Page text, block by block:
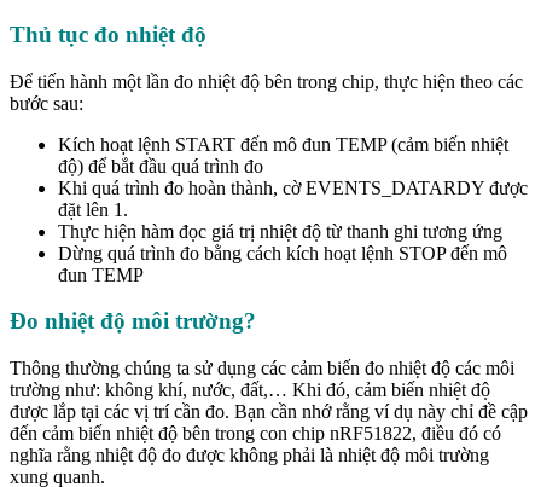
Thủ tục đo nhiệt độ
Để tiến hành một lần đo nhiệt độ bên trong chip, thực hiện theo các
bước sau:
Kích hoạt lệnh START đến mô đun TEMP (cảm biến nhiệt
độ) để bắt đầu quá trình đo
Khi quá trình đo hoàn thành, cờ EVENTS_DATARDY được
đặt lên 1.
Thực hiện hàm đọc giá trị nhiệt độ từ thanh ghi tương ứng
Dừng quá trình đo bằng cách kích hoạt lệnh STOP đến mô
đun TEMP
Đo nhiệt độ môi trường?
Thông thường chúng ta sử dụng các cảm biến đo nhiệt độ các môi
trường như: không khí, nước, đất,… Khi đó, cảm biến nhiệt độ
được lắp tại các vị trí cần đo. Bạn cần nhớ rằng ví dụ này chỉ đề cập
đến cảm biến nhiệt độ bên trong con chip nRF51822, điều đó có
nghĩa rằng nhiệt độ đo được không phải là nhiệt độ môi trường
xung quanh.